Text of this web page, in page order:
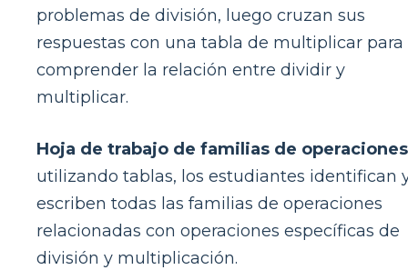
problemas de división, luego cruzan sus
respuestas con una tabla de multiplicar para
comprender la relación entre dividir y
multiplicar.
Hoja de trabajo de familias de
utilizando tablas, los estudiantes identifican
escriben todas las familias de operaciones
relacionadas con operaciones específicas de
división y multiplicación.